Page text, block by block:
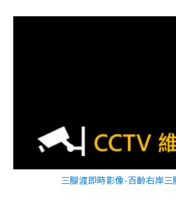
三腳渡即時影像-百齡右岸三